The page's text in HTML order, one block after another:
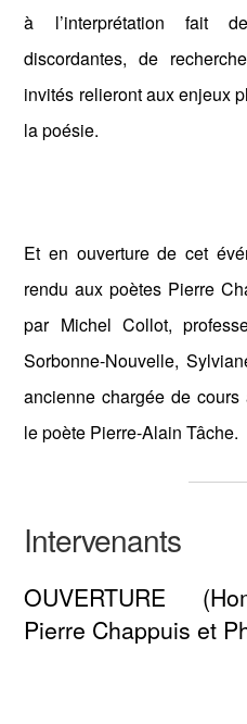
à l’interprétation fait
discordantes, de
invités relieront aux enjeux
la poésie.
Et en ouverture de cet
rendu aux poètes Pierre
par Michel Collot,
Sorbonne-Nouvelle,
ancienne chargée de cours
le poète Pierre-Alain Tâche.
Intervenants
OUVERTURE
Pierre Chappuis et